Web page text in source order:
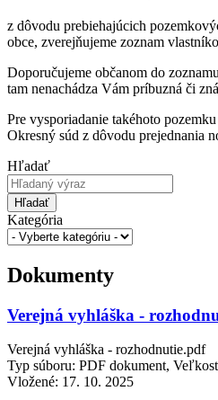
z dôvodu prebiehajúcich
obce, zverejňujeme zoznam
Doporučujeme občanom do
tam nenachádza Vám príbuzná či
Pre vysporiadanie takéhoto
Okresný súd z dôvodu prejednania
Hľadať
Hľadať
Kategória
Dokumenty
Verejná vyhláška -
Verejná vyhláška - rozhodnutie.pdf
Typ súboru: PDF dokument,
Vložené: 17. 10. 2025